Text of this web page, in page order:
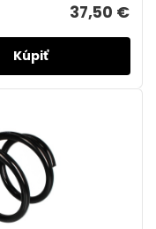
37,50 €